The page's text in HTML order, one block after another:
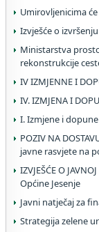
Umirovljenicima
Izvješće o
Ministarstva
rekonstrukcije
IV IZMJENNE I
IV. IZMJENA I
I. Izmjene i
POZIV NA
javne rasvjete na
IZVJEŠĆE O
Općine Jesenje
Javni natječaj za
Strategija zelene